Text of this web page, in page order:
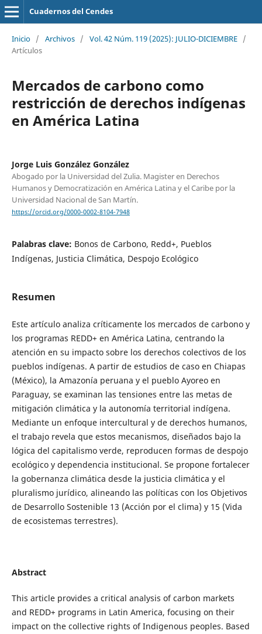
Cuadernos del Cendes
Inicio / Archivos / Vol. 42 Núm. 119 (2025): JULIO-DICIEMBRE /
Artículos
Mercados de carbono como
restricción de derechos indígenas
en América Latina
Jorge Luis González González
Abogado por la Universidad del Zulia. Magister en Derechos
Humanos y Democratización en América Latina y el Caribe por la
Universidad Nacional de San Martín.
https://orcid.org/0000-0002-8104-7948
Palabras clave: Bonos de Carbono, Redd+, Pueblos
Indígenas, Justicia Climática, Despojo Ecológico
Resumen
Este artículo analiza críticamente los mercados de carbono y
los programas REDD+ en América Latina, centrando la
atención en su impacto sobre los derechos colectivos de los
pueblos indígenas. A partir de estudios de caso en Chiapas
(México), la Amazonía peruana y el pueblo Ayoreo en
Paraguay, se examinan las tensiones entre las metas de
mitigación climática y la autonomía territorial indígena.
Mediante un enfoque intercultural y de derechos humanos,
el trabajo revela que estos mecanismos, diseñados bajo la
lógica del capitalismo verde, reproducen formas de despojo
ecológico y dependencia institucional. Se propone fortalecer
la gobernanza climática desde la justicia climática y el
pluralismo jurídico, alineando las políticas con los Objetivos
de Desarrollo Sostenible 13 (Acción por el clima) y 15 (Vida
de ecosistemas terrestres).
Abstract
This article provides a critical analysis of carbon markets
and REDD+ programs in Latin America, focusing on their
impact on the collective rights of Indigenous peoples. Based